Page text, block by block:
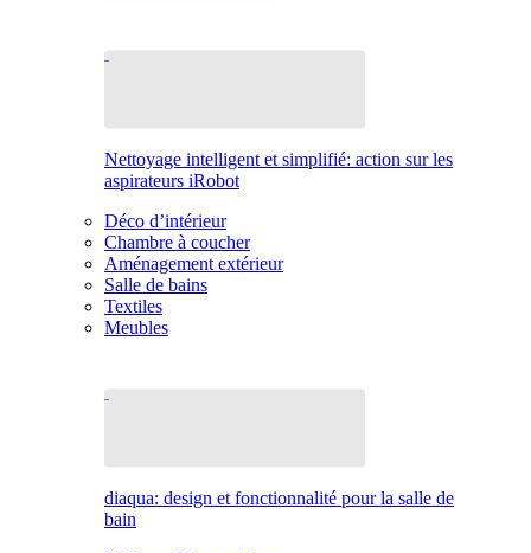
Nettoyage intelligent et simplifié: action sur les
aspirateurs iRobot
Déco d’intérieur
Chambre à coucher
Aménagement extérieur
Salle de bains
Textiles
Meubles
diaqua: design et fonctionnalité pour la salle de
bain